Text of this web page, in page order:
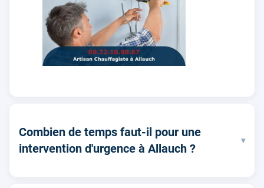
Combien de temps faut-il pour une
intervention d'urgence à Allauch ?
▾